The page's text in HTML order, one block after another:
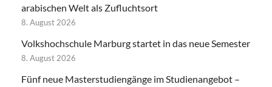
arabischen Welt als Zufluchtsort
8. August 2026
Volkshochschule Marburg startet in das neue Semester
8. August 2026
Fünf neue Masterstudiengänge im Studienangebot –